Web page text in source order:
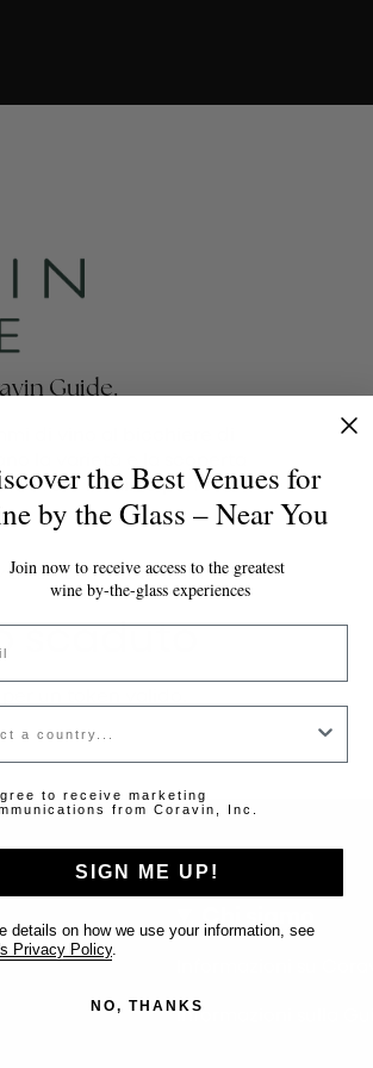
Guide.
di vino al bicchiere di
la varietà e la scoperta
trovare il calice perfetto
MENTRE COMPILI IL MODULO.
scaduto
un token valido.
Informazioni su
Informazioni sulla
the Best Venues for
by the Glass – Near You
Join now to receive access to the greatest
wine by-the-glass experiences
disclaimer
to receive marketing
from Coravin, Inc.
SIGN ME UP!
details on how we use your information, see
Privacy Policy
NO, THANKS